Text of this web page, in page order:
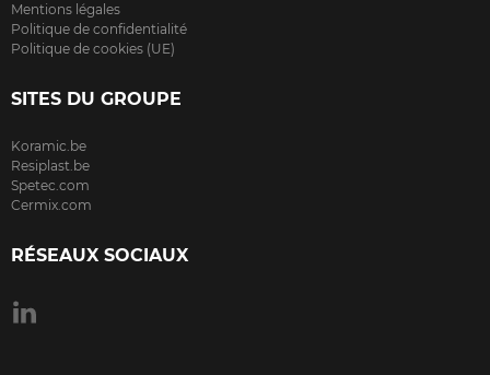
Mentions légales
Politique de confidentialité
Politique de cookies (UE)
SITES DU GROUPE
Koramic.be
Resiplast.be
Spetec.com
Cermix.com
RÉSEAUX SOCIAUX